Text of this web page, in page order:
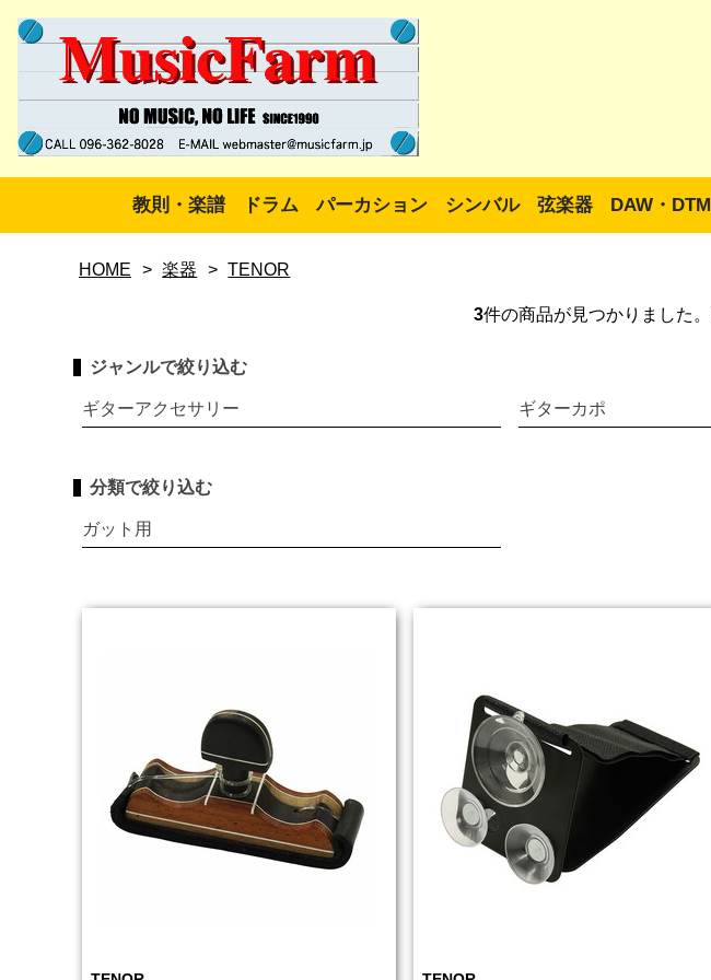
教則・楽譜 ドラム パーカション シンバル 弦楽器 DAW・DTM
HOME > 楽器 > TENOR
3件の商品が見つかりました。
ジャンルで絞り込む
ギターアクセサリー ギターカポ
分類で絞り込む
ガット用